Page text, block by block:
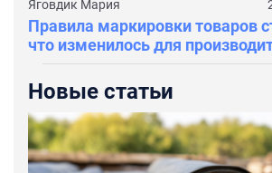
Яговдик Мария
Правила маркировки товаров
что изменилось для
Новые статьи